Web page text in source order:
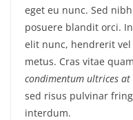
eget eu nunc. Sed
posuere blandit orci.
elit nunc, hendrerit
metus. Cras vitae
condimentum ultrices at
sed risus pulvinar
interdum.